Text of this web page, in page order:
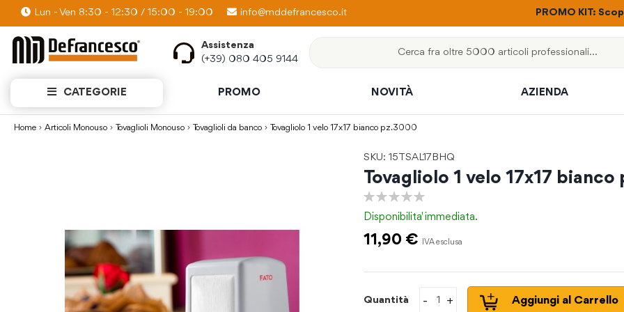
Lun - Ven 8:30 - 12:30 / 15:00 - 19:00 info@mddefrancesco.it
PROMO KIT: Scopri quanti prodotti puoi avere con un solo ordine PROMO KIT:
Assistenza
(+39) 080 405 9144
CATEGORIE PROMO NOVITÀ AZIENDA
Home Articoli Monouso Tovaglioli Monouso Tovaglioli da banco Tovagliolo 1 velo 17x17 bianco pz.3000
SKU: 15TSAL17BHQ
Tovagliolo 1 velo 17x17
Disponibilita'immediata.
11,90 €
Quantità +
- Aggiungi al Carrello